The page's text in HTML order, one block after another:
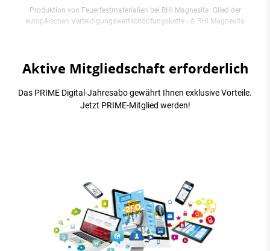
Produktion von Feuerfestmaterialien bei RHI Magnesita: Glied der
europäischen Verteidigungswertschöpfungskette - © RHI Magnesita
Aktive Mitgliedschaft erforderlich
Das PRIME Digital-Jahresabo gewährt Ihnen exklusive Vorteile.
Jetzt PRIME-Mitglied werden!